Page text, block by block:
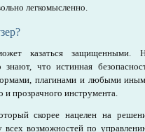
легкомысленно.
казаться защищенными.
что истинная
плагинами и любыми
прозрачного инструмента.
скорее нацелен на
всех возможностей по